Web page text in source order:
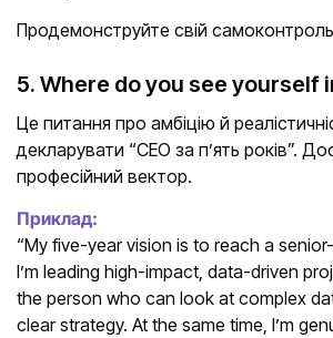
Продемонструйте свій
5. Where do you see yourself
Це питання про амбіцію й
декларувати “CEO за п’ять років”.
професійний вектор.
Приклад:
“My five-year vision is to reach a
I’m leading high-impact, data-driven
the person who can look at complex
clear strategy. At the same time, I’m